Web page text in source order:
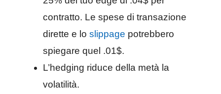
contratto. Le spese di transazione
dirette e lo slippage potrebbero
spiegare quel .01$.
L’hedging riduce della metà la
volatilità.